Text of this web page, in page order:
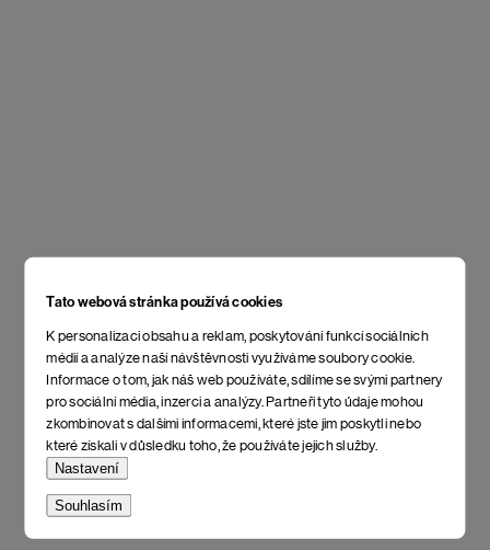
Tato webová stránka používá cookies
K personalizaci obsahu a reklam, poskytování funkcí sociálních
médií a analýze naší návštěvnosti využíváme soubory cookie.
Informace o tom, jak náš web používáte, sdílíme se svými partnery
pro sociální média, inzerci a analýzy. Partneři tyto údaje mohou
zkombinovat s dalšími informacemi, které jste jim poskytli nebo
které získali v důsledku toho, že používáte jejich služby.
Nastavení
Souhlasím